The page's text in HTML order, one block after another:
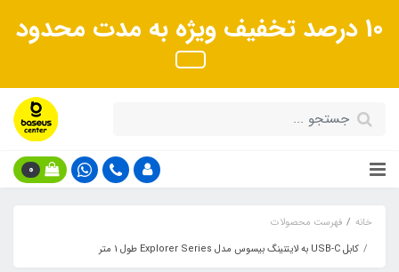
10 درصد تخفیف ویژه به مدت محدود
0
خانه
فهرست محصولات
کابل USB-C به لایتنینگ بیسوس مدل Explorer Series طول 1 متر